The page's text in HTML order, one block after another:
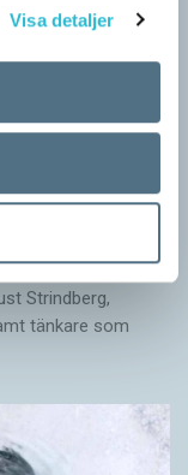
Visa detaljer
Per Magnus
Strindberg,
tänkare som